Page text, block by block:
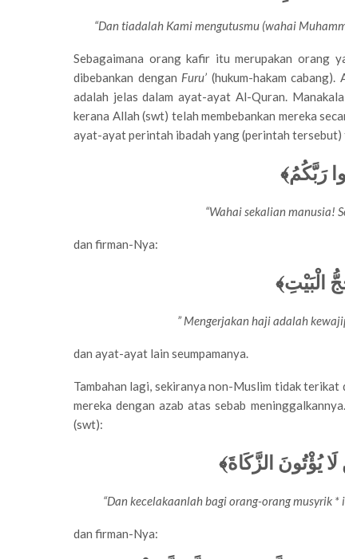
“Dan tiadalah Kami mengutusmu (wahai
Sebagaimana orang kafir itu merupakan orang
dibebankan dengan Furu’ (hukum-hakam
adalah jelas dalam ayat-ayat Al-Quran. Manakala
kerana Allah (swt) telah membebankan mereka
ayat-ayat perintah ibadah yang (perintah tersebut)
رَبَّكُمُ﴾
“Wahai sekalian manusia!
dan firman-Nya:
الْبَيْتِ﴾
”Mengerjakan haji adalah
dan ayat-ayat lain seumpamanya.
Tambahan lagi, sekiranya non-Muslim tidak terikat
mereka dengan azab atas sebab
(swt):
لَا يُؤْتُونَ الزَّكَاةَ﴾
“Dan kecelakaanlah bagi orang-orang musyrik
dan firman-Nya: